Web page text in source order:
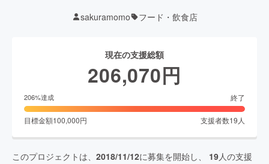
sakuramomo フード・飲食店
現在の支援総額
206,070円
206%達成 終了
目標金額100,000円 支援者数19 人
このプロジェクトは、 2018/11/12に募集を開始し、 19人の支援